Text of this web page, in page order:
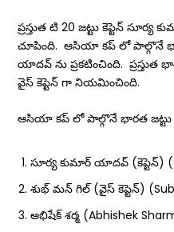
ప్రస్తుత టి 20 జట్టు కెప్టెన్
చూపింది. ఆసియా కప్ లో పాల్గొనే
యాదవ్ ను ప్రకటించింది. ప్రస్తుత
వైస్ కెప్టెన్ గా నియమించింది.
ఆసియా కప్ లో పాల్గొనే భారత
సూర్య కుమార్ యాదవ్ (కెప్టెన్)
శుభ్ మన్ గిల్ (వైస్ కెప్టెన్)
అభిషేక్ శర్మ (Abhishek